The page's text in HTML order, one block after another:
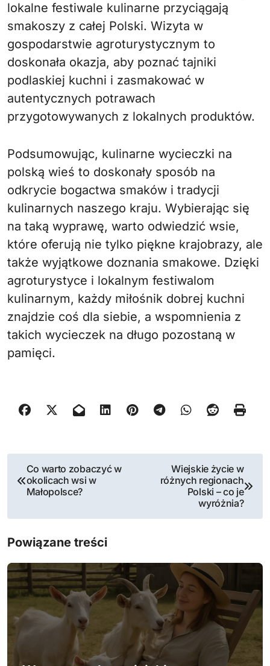
lokalne festiwale kulinarne przyciągają
smakoszy z całej Polski. Wizyta w
gospodarstwie agroturystycznym to
doskonała okazja, aby poznać tajniki
podlaskiej kuchni i zasmakować w
autentycznych potrawach
przygotowywanych z lokalnych produktów.
Podsumowując, kulinarne wycieczki na
polską wieś to doskonały sposób na
odkrycie bogactwa smaków i tradycji
kulinarnych naszego kraju. Wybierając się
na taką wyprawę, warto odwiedzić wsie,
które oferują nie tylko piękne krajobrazy, ale
także wyjątkowe doznania smakowe. Dzięki
agroturystyce i lokalnym festiwalom
kulinarnym, każdy miłośnik dobrej kuchni
znajdzie coś dla siebie, a wspomnienia z
takich wycieczek na długo pozostaną w
pamięci.
w
i
g
a
c
j
Co warto zobaczyć w
okolicach wsi w
Małopolsce?
Wiejskie życie w
różnych regionach
Polski – co je
wyróżnia?
Powiązane treści